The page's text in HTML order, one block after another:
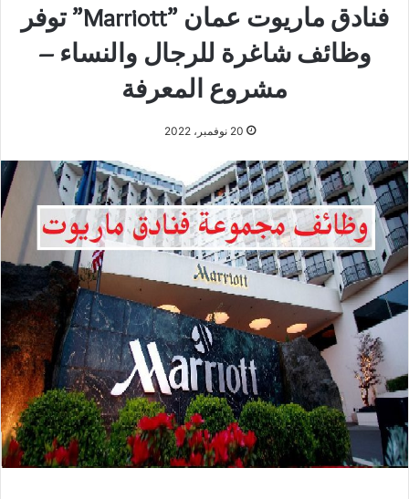
فنادق ماريوت عمان ”Marriott” توفر
وظائف شاغرة للرجال والنساء –
مشروع المعرفة
20 نوفمبر، 2022